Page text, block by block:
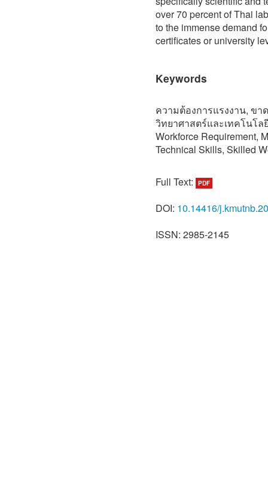
over 70 percent of Thai
to the immense demand
certificates or university
Keywords
ความต้องการแรงงาน, ข
วิทยาศาสตร์และเทคโนโล
Workforce Requirement,
Technical Skills, Skilled
Full Text: PDF
DOI: 10.14416/
ISSN: 2985-2145